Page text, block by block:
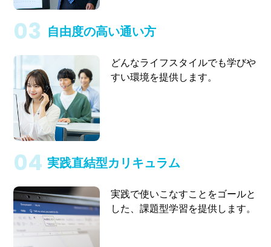
自由度の高い通い方
どんなライフスタイルでも学びや
すい環境を提供します。
実践直結型カリキュラム
実践で使いこなすことをゴールと
した、課題型学習を提供します。